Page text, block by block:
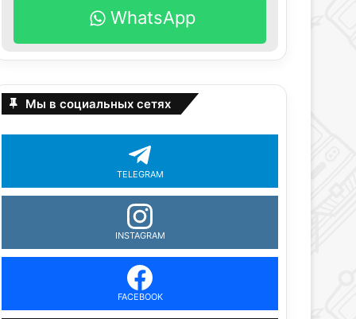
WhatsApp
Мы в социальных сетях
TELEGRAM
INSTAGRAM
FACEBOOK